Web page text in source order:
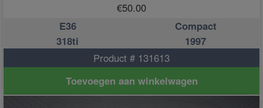
€50.00
E36
Compact
318ti
1997
Product # 131613
Toevoegen aan winkelwagen